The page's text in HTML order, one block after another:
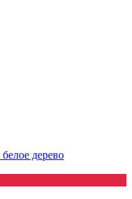
дерево